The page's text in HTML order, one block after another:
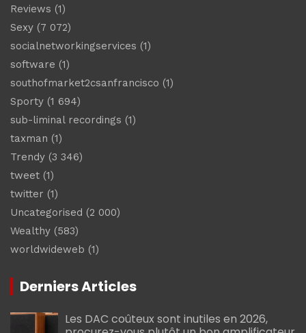
Reviews (1)
Sexy (7 072)
socialnetworkingservices (1)
software (1)
southofmarket2csanfrancisco (1)
Sporty (1 694)
sub-liminal recordings (1)
taxman (1)
Trendy (3 346)
tweet (1)
twitter (1)
Uncategorised (2 000)
Wealthy (583)
worldwideweb (1)
Derniers Articles
Les DAC coûteux sont inutiles en 2026,